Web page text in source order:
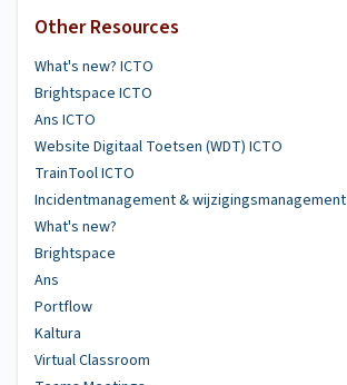
Other Resources
What's new? ICTO
Brightspace ICTO
Ans ICTO
Website Digitaal Toetsen (WDT) ICTO
TrainTool ICTO
Incidentmanagement & wijzigingsmanagement
What's new?
Brightspace
Ans
Portflow
Kaltura
Virtual Classroom